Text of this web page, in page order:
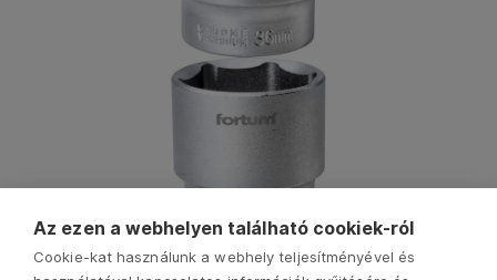
Az ezen a webhelyen található cookiek-ról
Cookie-kat használunk a webhely teljesítményével és